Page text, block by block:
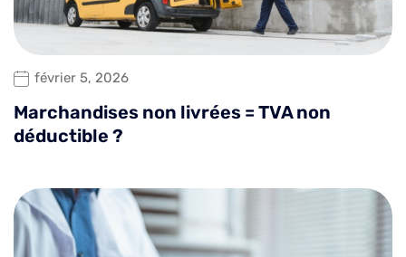
février 5, 2026
Marchandises non livrées = TVA non
déductible ?